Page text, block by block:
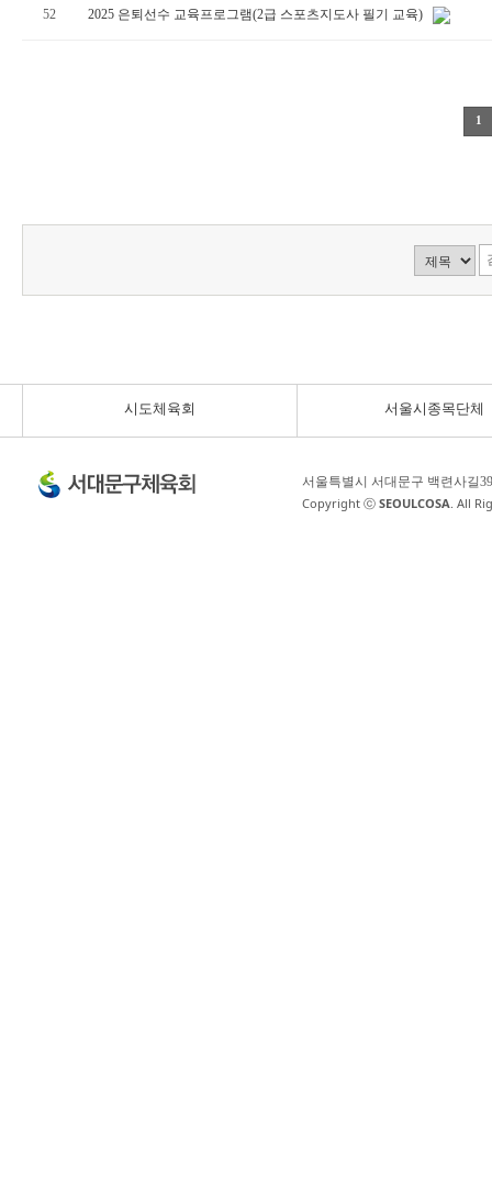
52 2025 은퇴선수 교육프로그램(2급 스포츠지도사 필기 교육)
1
시도체육회 서울시종목단체
서울특별시 서대문구 백련사길
Copyright ⓒ SEOULCOSA. All